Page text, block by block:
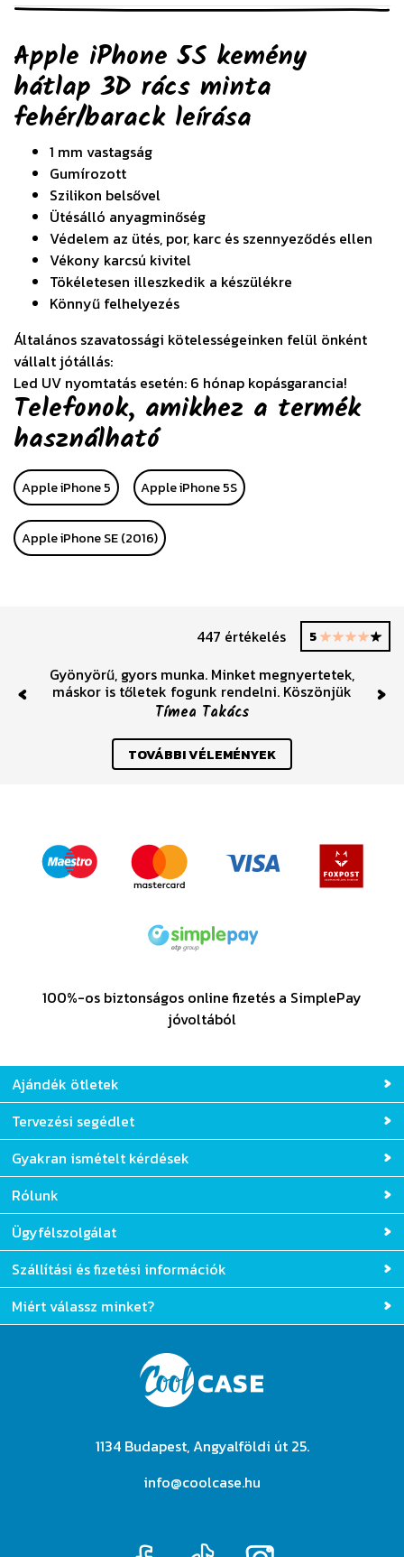
Apple iPhone 5S kemény
hátlap 3D rács minta
fehér/barack leírása
1 mm vastagság
Gumírozott
Szilikon belsővel
Ütésálló anyagminőség
Védelem az ütés, por, karc és szennyeződés ellen
Vékony karcsú kivitel
Tökéletesen illeszkedik a készülékre
Könnyű felhelyezés
Általános szavatossági kötelességeinken felül önként
vállalt jótállás:
Led UV nyomtatás esetén: 6 hónap kopásgarancia!
Telefonok, amikhez a termék
használható
Apple iPhone 5 Apple iPhone 5S
Apple iPhone SE (2016)
447 értékelés 5
Gyönyörű, gyors munka. Minket megnyertetek,
máskor is tőletek fogunk rendelni. Köszönjük
Tímea Takács
Previous
TOVÁBBI VÉLEMÉNYEK
100%-os biztonságos online fizetés a SimplePay
jóvoltából
Ajándék ötletek
Tervezési segédlet
Gyakran ismételt kérdések
Rólunk
Ügyfélszolgálat
Szállítási és fizetési információk
Miért válassz minket?
1134 Budapest, Angyalföldi út 25.
info@coolcase.hu